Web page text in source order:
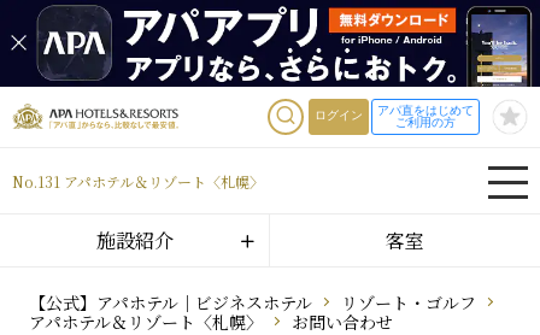
ログイン
アパ直をはじめて
ご利用の方
No.131 アパホテル＆リゾート〈札幌〉
施設紹介 客室
【公式】アパホテル｜ビジネスホテル
リゾート・ゴルフ
アパホテル＆リゾート〈札幌〉
お問い合わせ